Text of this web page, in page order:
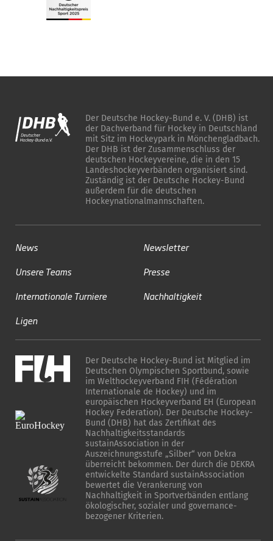
Der Deutsche Hockey-Bund e. V. (DHB) ist
der Dachverband für Hockey in Deutschland
mit Sitz im Hockeypark in Mönchengladbach.
Der DHB ist der Zusammenschluss der
deutschen Hockeyvereine, die in den 15
Landeshockeyverbänden organisiert sind.
Zuständig ist der Deutsche Hockey-Bund
außerdem für die deutschen
Hockeynationalmannschaften.
News
Unsere Teams
Internationale Turniere
Ligen
Newsletter
Presse
Nachhaltigkeit
Der Deutsche Hockey-Bund ist Mitglied im
Deutschen Olympischen Sportbund, sowie
im Welthockeyverband FIH (Fédération
Internationale de Hockey) und im
europäischen Hockeyverband EH (European
Hockey Federation). Der Deutsche Hockey-
Bund (DHB) hat das Zertifikat des
Nachhaltigkeitsstandards
sustainAssociation in der
Auszeichnungsstufe „Silber“ von Dekra
überreicht bekommen. Der durch die DEKRA
entwickelte Standard sustainAssociation
bewertet die Verankerung von
Nachhaltigkeit in Sportverbänden entlang
ökologischer, sozialer und governance-
bezogener Kriterien.